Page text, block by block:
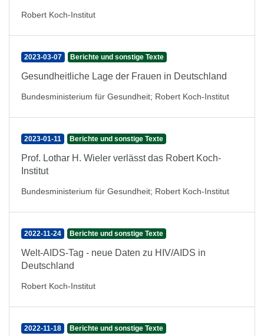
Robert Koch-Institut
2023-03-07 Berichte und sonstige Texte
Gesundheitliche Lage der Frauen in Deutschland
Bundesministerium für Gesundheit; Robert Koch-Institut
2023-01-11 Berichte und sonstige Texte
Prof. Lothar H. Wieler verlässt das Robert Koch-
Institut
Bundesministerium für Gesundheit; Robert Koch-Institut
2022-11-24 Berichte und sonstige Texte
Welt-AIDS-Tag - neue Daten zu HIV/AIDS in
Deutschland
Robert Koch-Institut
2022-11-18 Berichte und sonstige Texte